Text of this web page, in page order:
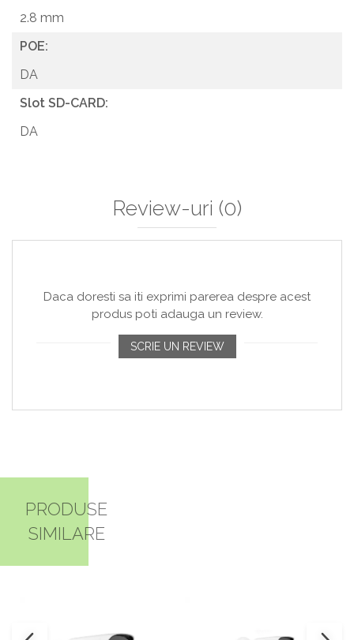
2.8 mm
POE:
DA
Slot SD-CARD:
DA
Review-uri (0)
Daca doresti sa iti exprimi parerea despre acest
produs poti adauga un review.
SCRIE UN REVIEW
PRODUSE
SIMILARE